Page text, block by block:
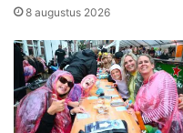
8 augustus 2026